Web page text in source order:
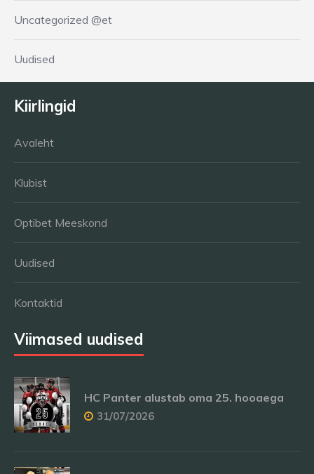
Uncategorized @et
Uudised
Kiirlingid
Avaleht
Klubist
Optibet Meeskond
Uudised
Kontaktid
Viimased uudised
HC Panter alustab oma 25. hooaega
31/07/2026